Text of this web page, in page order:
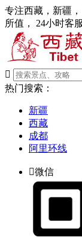
专注西藏，新疆
所值， 24小时客

热门搜索：
新疆
西藏
成都
阿里环线
微信